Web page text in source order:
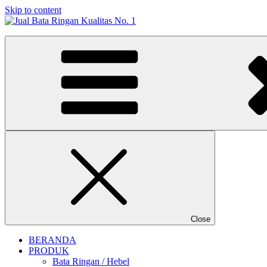
Skip to content
Jual Bata Ringan Kualitas No. 1
Harga Terbaik 2026
Close
BERANDA
PRODUK
Bata Ringan / Hebel